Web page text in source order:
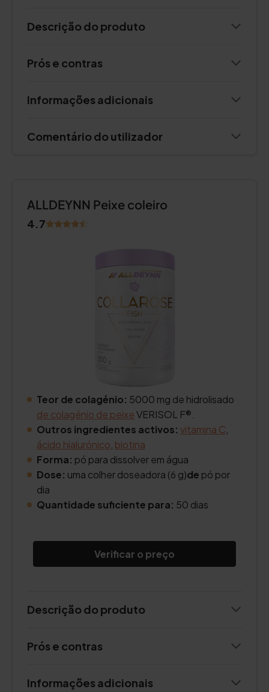
Descrição do produto
Prós e contras
Informações adicionais
Comentário do utilizador
ALLDEYNN Peixe coleiro
4.7
Teor de colagénio: 5000 mg de hidrolisado
de colagénio de peixeVERISOL F®.
Outros ingredientes activos: vitamina C,
ácido hialurónico, biotina
Forma: pó para dissolver em água
Dose: uma colher doseadora (6 g)de pó por
dia
Quantidade suficiente para: 50 dias
Verificar o preço
Descrição do produto
Prós e contras
Informações adicionais